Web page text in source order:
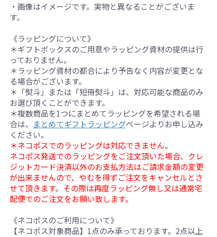
・画像はイメージです。実物と異なることがございま
す。
《ラッピングについて》
＊ギフトボックスのご用意やラッピング資材の提供は行
っておりません。
＊ラッピング資材の都合により予告なく内容が変更とな
る場合がございます。
＊「熨斗」または「短冊熨斗」は、対応可能な商品のみ
お選び頂くことができます。
＊複数商品を1つにまとめてラッピングを希望される場
合は、 まとめてギフトラッピングページよりお申し込み
ください。
＊ネコポスでのラッピングは対応できません。
ネコポス発送でのラッピングをご注文頂いた場合、クレ
ジットカード決済以外のお支払方法はご請求金額の変更
が出来ませんので、やむを得ずご注文をキャンセルとさ
せて頂きます。その際は再度ラッピング無し又は通常宅
配便でのご注文をお願い致します。
《ネコポスのご利用について》
【ネコポス対象商品】1点のみ承っております。2点以上